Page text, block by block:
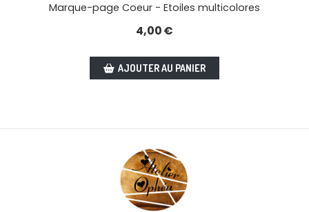
Marque-page Coeur - Etoiles multicolores
4,00€
AJOUTER AU PANIER